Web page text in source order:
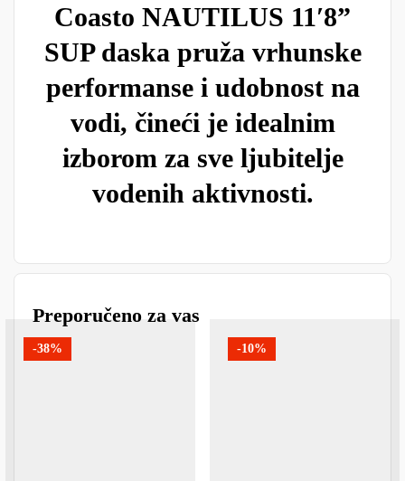
Coasto NAUTILUS 11′8”
SUP daska pruža vrhunske
performanse i udobnost na
vodi, čineći je idealnim
izborom za sve ljubitelje
vodenih aktivnosti.
Preporučeno za vas
-38% -10%